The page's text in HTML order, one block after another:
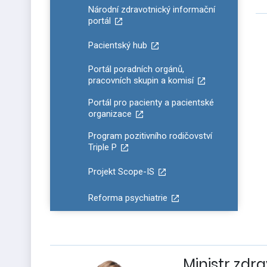
Národní zdravotnický informační
portál
Pacientský hub
Portál poradních orgánů,
pracovních skupin a komisí
Portál pro pacienty a pacientské
organizace
Program pozitivního rodičovství
Triple P
Projekt Scope-IS
Reforma psychiatrie